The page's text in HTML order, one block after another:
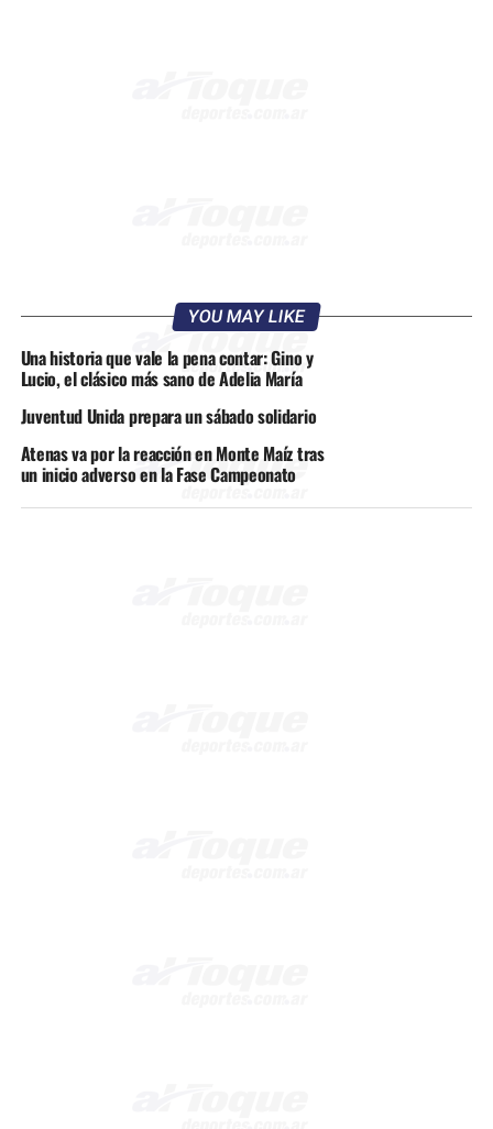
YOU MAY LIKE
Una historia que vale la pena contar: Gino y
Lucio, el clásico más sano de Adelia María
Juventud Unida prepara un sábado solidario
Atenas va por la reacción en Monte Maíz tras
un inicio adverso en la Fase Campeonato